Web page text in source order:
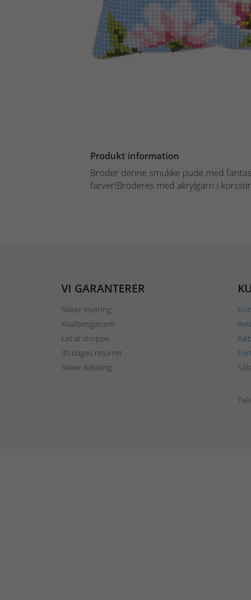
Produkt information
Broder denne smukke pude med
farver!Broderes med akrylgarn i
VI GARANTERER
Sikker levering
Kvalitetsgaranti
Let at shoppe
30 dages returret
Sikker betaling